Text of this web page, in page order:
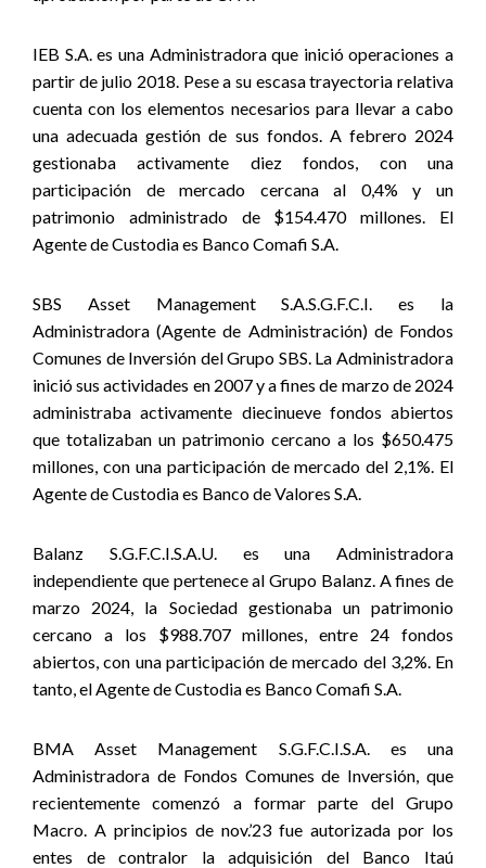
IEB S.A. es una Administradora que inició operaciones a
partir de julio 2018. Pese a su escasa trayectoria relativa
cuenta con los elementos necesarios para llevar a cabo
una adecuada gestión de sus fondos. A febrero 2024
gestionaba activamente diez fondos, con una
participación de mercado cercana al 0,4% y un
patrimonio administrado de $154.470 millones. El
Agente de Custodia es Banco Comafi S.A.
SBS Asset Management S.A.S.G.F.C.I. es la
Administradora (Agente de Administración) de Fondos
Comunes de Inversión del Grupo SBS. La Administradora
inició sus actividades en 2007 y a fines de marzo de 2024
administraba activamente diecinueve fondos abiertos
que totalizaban un patrimonio cercano a los $650.475
millones, con una participación de mercado del 2,1%. El
Agente de Custodia es Banco de Valores S.A.
Balanz S.G.F.C.I.S.A.U. es una Administradora
independiente que pertenece al Grupo Balanz. A fines de
marzo 2024, la Sociedad gestionaba un patrimonio
cercano a los $988.707 millones, entre 24 fondos
abiertos, con una participación de mercado del 3,2%. En
tanto, el Agente de Custodia es Banco Comafi S.A.
BMA Asset Management S.G.F.C.I.S.A. es una
Administradora de Fondos Comunes de Inversión, que
recientemente comenzó a formar parte del Grupo
Macro. A principios de nov.’23 fue autorizada por los
entes de contralor la adquisición del Banco Itaú